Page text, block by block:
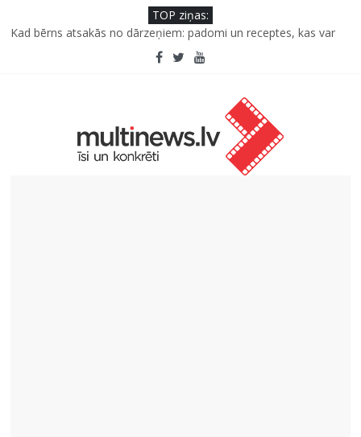
TOP ziņas:
Kad bērns atsakās no dārzeņiem: padomi un receptes, kas var
Deigeļu pāris izdod otro singlu “Plkst. 3.00” no topošā albuma
Septiņas profesijas, kas izturēs mākslīgā intelekta laikmetu
Kāpēc padomju militāro mantojumu ir svarīgi izprast arī šodien
un kā to palīdz paveikt papildinātā realitāte